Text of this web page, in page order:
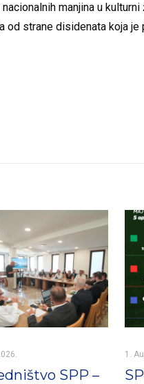
manjina u
od strane disidenata koja je
SPP –
1.